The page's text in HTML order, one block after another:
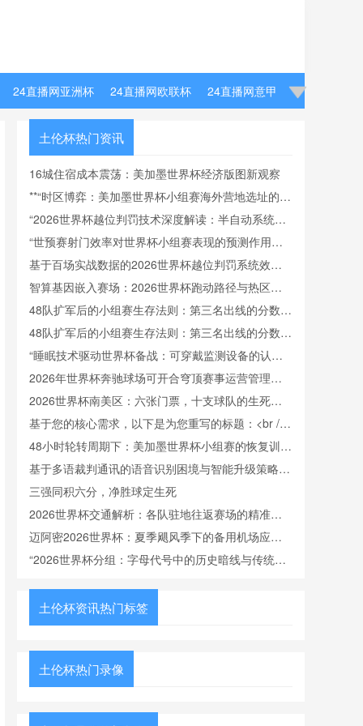
24直播网亚洲杯 24直播网欧联杯 24直播网意甲
土伦杯热门资讯
16城住宿成本震荡：美加墨世界杯经济版图新观察
**“时区博弈：美加墨世界杯小组赛海外营地选址的飞
行效率与竞技适应模型”**
“2026世界杯越位判罚技术深度解读：半自动系统帧
率实测与算法逻辑全解析”
“世预赛射门效率对世界杯小组赛表现的预测作用分
析”
基于百场实战数据的2026世界杯越位判罚系统效能
前瞻模型
智算基因嵌入赛场：2026世界杯跑动路径与热区数
据实时回传
48队扩军后的小组赛生存法则：第三名出线的分数底
线与晋级密码
48队扩军后的小组赛生存法则：第三名出线的分数底
线与晋级密码
“睡眠技术驱动世界杯备战：可穿戴监测设备的认证
规范与竞技表现验证研究”
2026年世界杯奔驰球场可开合穹顶赛事运营管理指
南
2026世界杯南美区：六张门票，十支球队的生死竞
速
基于您的核心需求，以下是为您重写的标题：<br />
<br /> **供应链时间弹性：美加墨海关节点对世界杯
球队后勤保障的冲击效应评估**
48小时轮转周期下：美加墨世界杯小组赛的恢复训练
体系优化方案
基于多语裁判通讯的语音识别困境与智能升级策略
——2026美加墨世界杯的实证视角
三强同积六分，净胜球定生死
2026世界杯交通解析：各队驻地往返赛场的精准通
勤时间表
迈阿密2026世界杯：夏季飓风季下的备用机场应急
方案
“2026世界杯分组：字母代号中的历史暗线与传统逻
土伦杯资讯热门标签
土伦杯热门录像